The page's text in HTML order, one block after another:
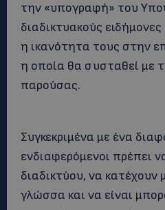
την «υπογραφή» του
διαδικτυακούς
η ικανότητα τους στην
η οποία θα συσταθεί με
παρούσας.
Συγκεκριμένα με ένα
ενδιαφερόμενοι πρέπει
διαδικτύου, να κατέχουν
γλώσσα και να είναι